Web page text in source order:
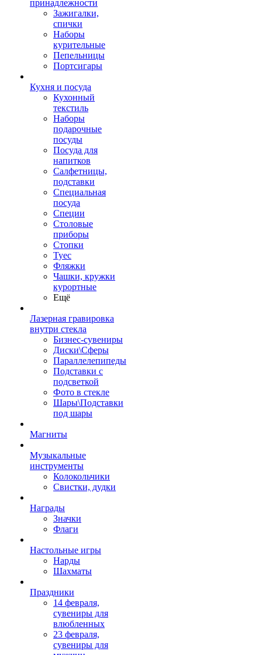
принадлежности
Зажигалки,
спички
Наборы
курительные
Пепельницы
Портсигары
Кухня и посуда
Кухонный
текстиль
Наборы
подарочные
посуды
Посуда для
напитков
Салфетницы,
подставки
Специальная
посуда
Специи
Столовые
приборы
Стопки
Туес
Фляжки
Чашки, кружки
курортные
Ещё
Лазерная гравировка
внутри стекла
Бизнес-сувениры
Диски\Сферы
Параллелепипеды
Подставки с
подсветкой
Фото в стекле
Шары\Подставки
под шары
Магниты
Музыкальные
инструменты
Колокольчики
Свистки, дудки
Награды
Значки
Флаги
Настольные игры
Нарды
Шахматы
Праздники
14 февраля,
сувениры для
влюбленных
23 февраля,
сувениры для